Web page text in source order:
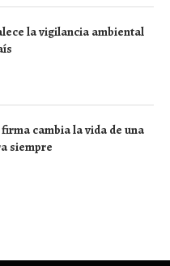
la vigilancia ambiental
cambia la vida de una
siempre